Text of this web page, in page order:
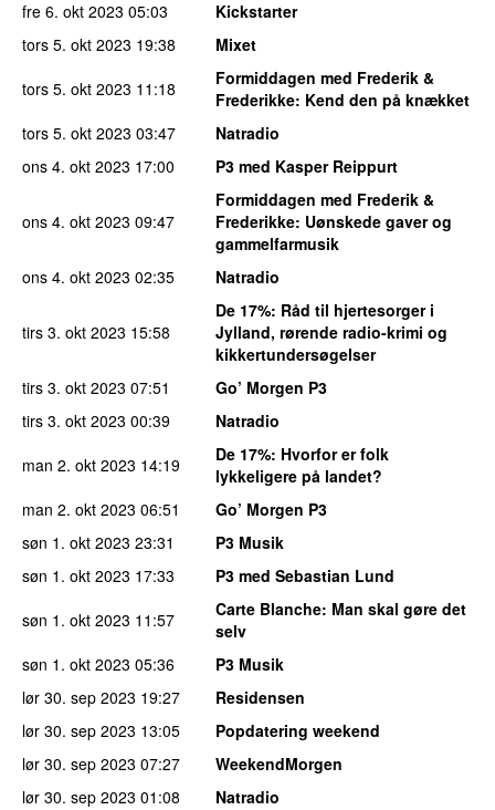
fre 6. okt 2023 05:03
Kickstarter
tors 5. okt 2023 19:38
Mixet
tors 5. okt 2023 11:18
Formiddagen med Frederik &
Frederikke: Kend den på knækket
tors 5. okt 2023 03:47
Natradio
ons 4. okt 2023 17:00 P3 med Kasper Reippurt
ons 4. okt 2023 09:47
Formiddagen med Frederik &
Frederikke: Uønskede gaver og
gammelfarmusik
ons 4. okt 2023 02:35 Natradio
tirs 3. okt 2023 15:58
De 17%: Råd til hjertesorger i
Jylland, rørende radio-krimi og
kikkertundersøgelser
tirs 3. okt 2023 07:51
Go’ Morgen P3
tirs 3. okt 2023 00:39
Natradio
man 2. okt 2023 14:19 De 17%: Hvorfor er folk
lykkeligere på landet?
man 2. okt 2023 06:51
Go’ Morgen P3
søn 1. okt 2023 23:31
P3 Musik
søn 1. okt 2023 17:33
P3 med Sebastian Lund
søn 1. okt 2023 11:57 Carte Blanche: Man skal gøre det
selv
søn 1. okt 2023 05:36
P3 Musik
lør 30. sep 2023 19:27
Residensen
lør 30. sep 2023 13:05
Popdatering weekend
lør 30. sep 2023 07:27
WeekendMorgen
lør 30. sep 2023 01:08
Natradio